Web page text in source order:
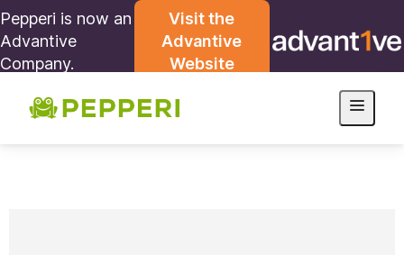
Pepperi is now an
Advantive
Company.
Visit the
Advantive
Website